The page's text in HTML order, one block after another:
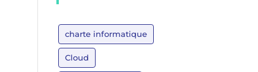
charte informatique
Cloud